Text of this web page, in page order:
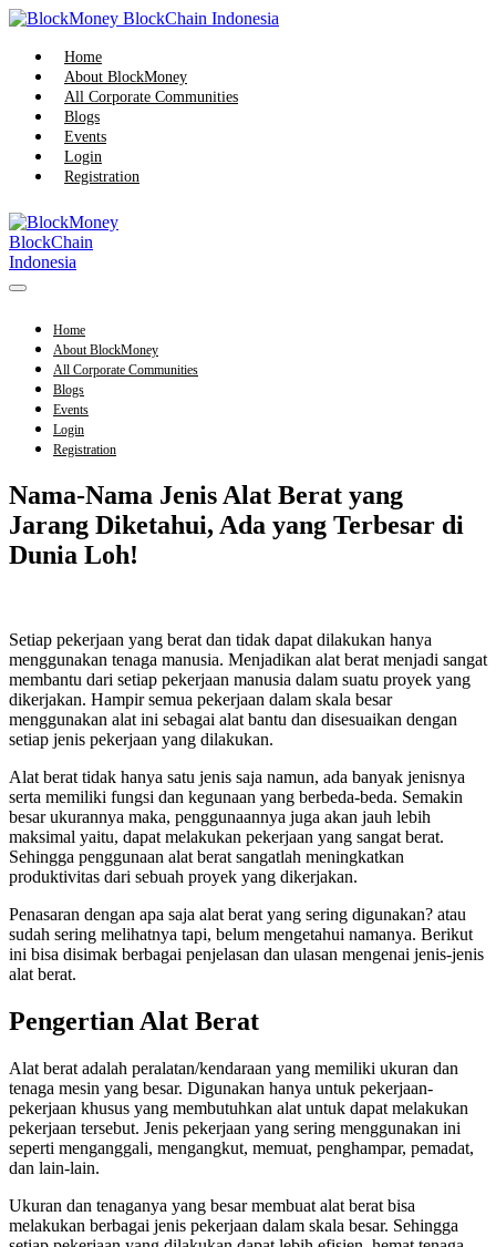
Skip
content
Home
About BlockMoney
All Corporate Communities
Blogs
Events
Login
Registration
Menu
Home
About BlockMoney
All Corporate Communities
Blogs
Events
Login
Registration
Nama-Nama Jenis Alat Berat yang
Jarang Diketahui, Ada yang Terbesar di
Dunia Loh!
Setiap pekerjaan yang berat dan tidak dapat dilakukan hanya
menggunakan tenaga manusia. Menjadikan alat berat menjadi sangat
membantu dari setiap pekerjaan manusia dalam suatu proyek yang
dikerjakan. Hampir semua pekerjaan dalam skala besar
menggunakan alat ini sebagai alat bantu dan disesuaikan dengan
setiap jenis pekerjaan yang dilakukan.
Alat berat tidak hanya satu jenis saja namun, ada banyak jenisnya
serta memiliki fungsi dan kegunaan yang berbeda-beda. Semakin
besar ukurannya maka, penggunaannya juga akan jauh lebih
maksimal yaitu, dapat melakukan pekerjaan yang sangat berat.
Sehingga penggunaan alat berat sangatlah meningkatkan
produktivitas dari sebuah proyek yang dikerjakan.
Penasaran dengan apa saja alat berat yang sering digunakan? atau
sudah sering melihatnya tapi, belum mengetahui namanya. Berikut
ini bisa disimak berbagai penjelasan dan ulasan mengenai jenis-jenis
alat berat.
Pengertian Alat Berat
Alat berat adalah peralatan/kendaraan yang memiliki ukuran dan
tenaga mesin yang besar. Digunakan hanya untuk pekerjaan-
pekerjaan khusus yang membutuhkan alat untuk dapat melakukan
pekerjaan tersebut. Jenis pekerjaan yang sering menggunakan ini
seperti menganggali, mengangkut, memuat, penghampar, pemadat,
dan lain-lain.
Ukuran dan tenaganya yang besar membuat alat berat bisa
melakukan berbagai jenis pekerjaan dalam skala besar. Sehingga